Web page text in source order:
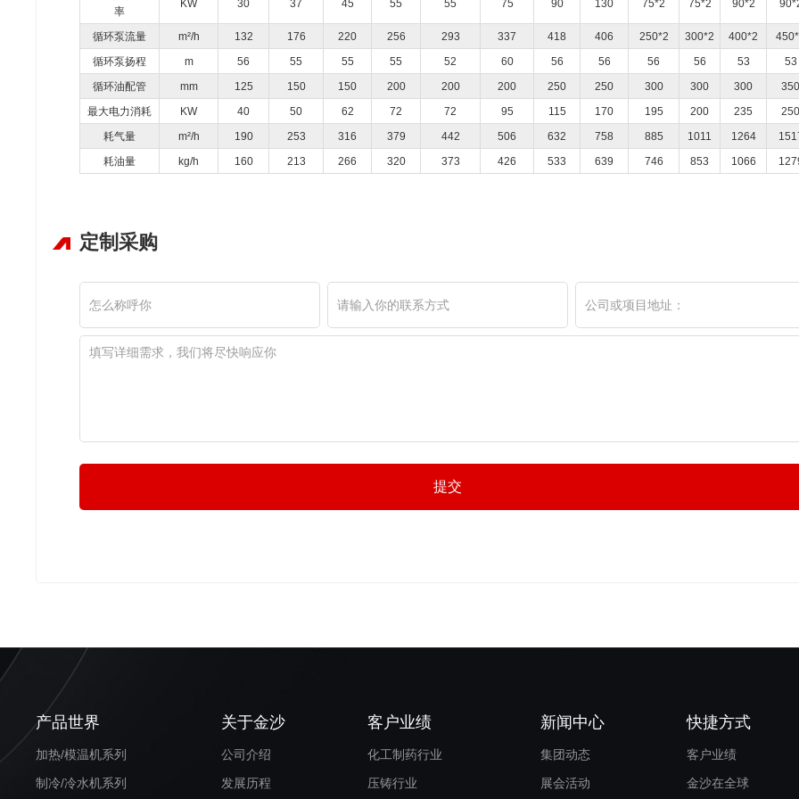
率
KW 30 37 45 55 55 75 90 130 75*2 75*2 90*2
循环泵流量 m²/h 132 176 220 256 293 337 418 406 250*2 300*2 400*2
循环泵扬程
m 56 55 55 55 52 60 56 56 56 56 53
53
循环油配管
mm 125 150 150 200 200 200 250 250 300 300 300
350
最大电力消耗
KW 40 50 62 72 72 95 115 170 195 200 235
250
耗气量
m²/h 190 253 316 379 442 506 632 758 885 1011 1264
耗油量
kg/h 160 213 266 320 373 426 533 639 746 853 1066
定制采购
提交
产品世界
加热/模温机系列
制冷/冷水机系列
关于金沙
公司介绍
发展历程
客户业绩
化工制药行业
压铸行业
新闻中心
集团动态
展会活动
快捷方式
客户业绩
金沙在全球